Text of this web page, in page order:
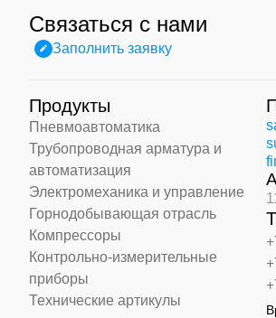
Связаться с нами
Заполнить заявку
Продукты
Пневмоавтоматика
Трубопроводная арматура и
автоматизация
Электромеханика и управление
Горнодобывающая отрасль
Компрессоры
Контрольно-измерительные
приборы
Технические артикулы